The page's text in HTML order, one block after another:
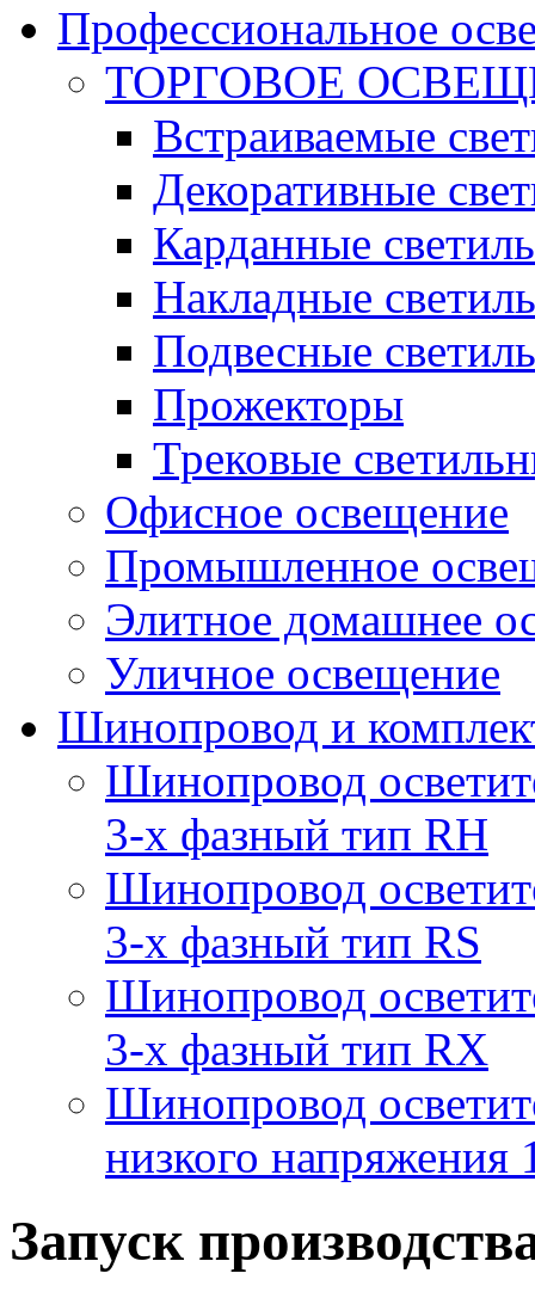
Профессиональное
ТОРГОВОЕ
Встраиваемые
Декоративные
Карданные
Накладные
Подвесные
Прожекторы
Трековые
Офисное освещение
Промышленное
Элитное домашнее
Уличное освещение
Шинопровод и
Шинопровод
3-х фазный тип RH
Шинопровод
3-х фазный тип RS
Шинопровод
3-х фазный тип RX
Шинопровод
низкого напряжения
Запуск